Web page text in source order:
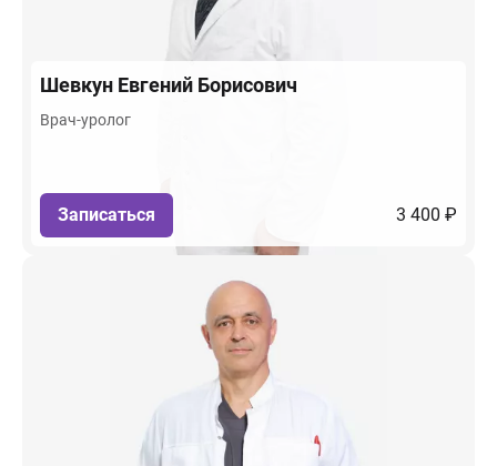
Шевкун Евгений Борисович
Врач-уролог
Записаться 3 400 ₽